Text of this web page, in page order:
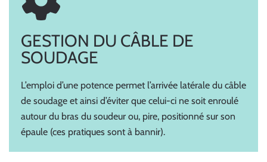
GESTION DU CÂBLE DE
SOUDAGE
L’emploi d’une potence permet l’arrivée latérale du câble
de soudage et ainsi d’éviter que celui-ci ne soit enroulé
autour du bras du soudeur ou, pire, positionné sur son
épaule (ces pratiques sont à bannir).